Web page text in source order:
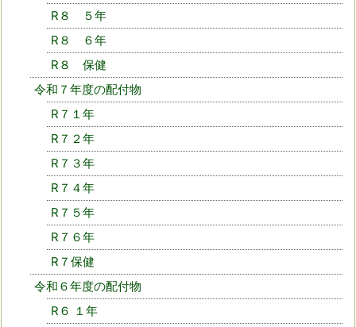
R８ ５年
R８ ６年
R８ 保健
令和７年度の配付物
R７１年
R７２年
R７３年
R７４年
R７５年
R７６年
R７保健
令和６年度の配付物
R６ １年